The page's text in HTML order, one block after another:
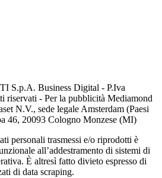
S.p.A. Business Digital - P.Iva
riservati - Per la pubblicità Mediamond
N.V., sede legale Amsterdam (Paesi
46, 20093 Cologno Monzese (MI)
personali trasmessi e/o riprodotti è
all’addestramento di sistemi di
È altresì fatto divieto espresso di
di data scraping.